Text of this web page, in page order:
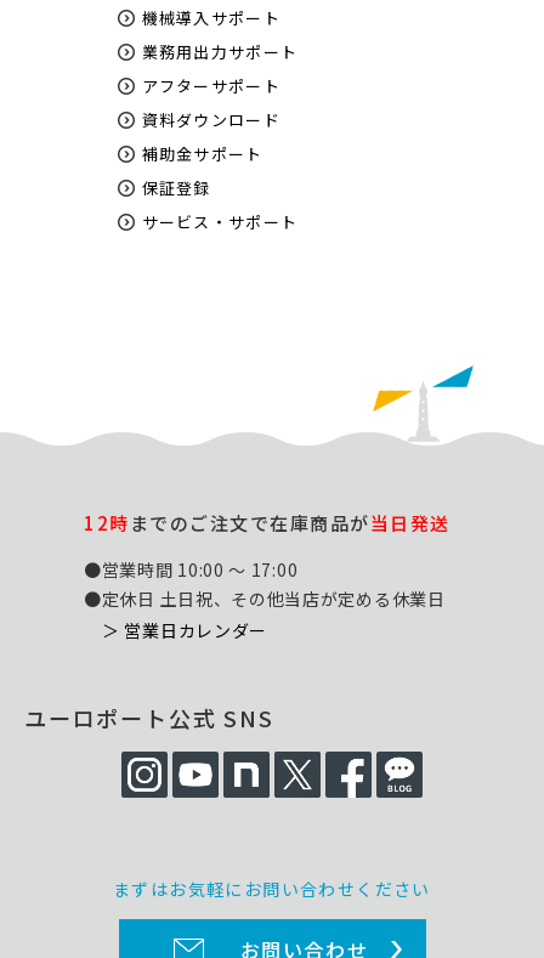
機械導入サポート
業務用出力サポート
アフターサポート
資料ダウンロード
補助金サポート
保証登録
サービス・サポート
12時までのご注文で在庫商品が当日発送
●営業時間 10:00 ～ 17:00
●定休日 土日祝、その他当店が定める休業日
＞ 営業日カレンダー
ユーロポート公式 SNS
まずはお気軽にお問い合わせください
お問い合わせ